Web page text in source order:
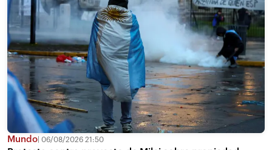
Mundo 06/08/2026 21:50